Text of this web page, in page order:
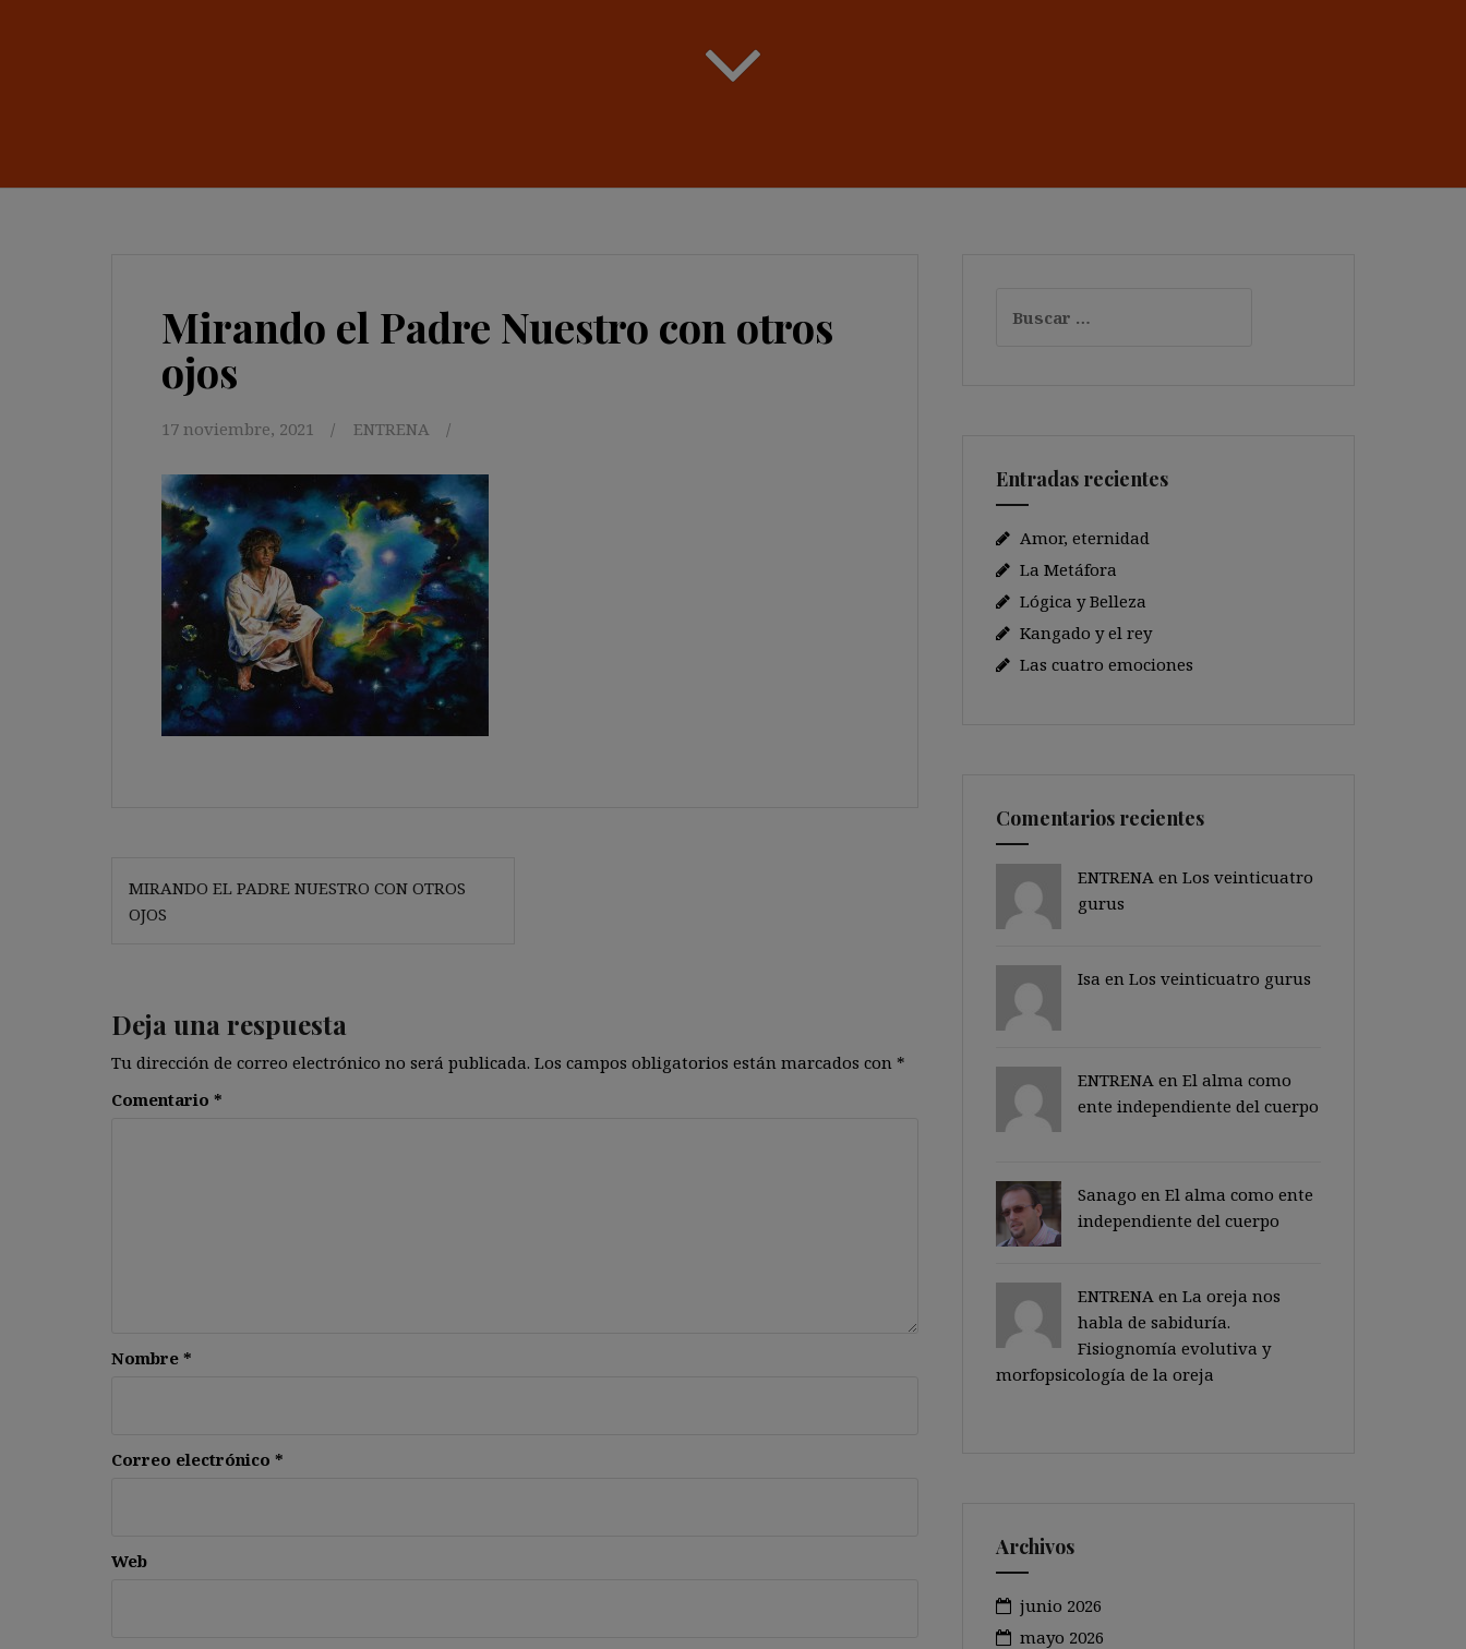
Mirando el Padre Nuestro con otros
ojos
17 noviembre, 2021 ENTRENA
Navegación
de
MIRANDO EL PADRE NUESTRO CON OTROS
OJOS
Deja una respuesta
Tu dirección de correo electrónico no será publicada. Los campos obligatorios están marcados con *
Comentario *
Nombre *
Correo electrónico *
Web
Entradas recientes
Amor, eternidad
La Metáfora
Lógica y Belleza
Kangado y el rey
Las cuatro emociones
Comentarios recientes
ENTRENA en Los veinticuatro
gurus
Isa en Los veinticuatro gurus
ENTRENA en El alma como
ente independiente del cuerpo
Sanago en El alma como ente
independiente del cuerpo
ENTRENA en La oreja nos
habla de sabiduría.
Fisiognomía evolutiva y
morfopsicología de la oreja
Archivos
junio 2026
mayo 2026